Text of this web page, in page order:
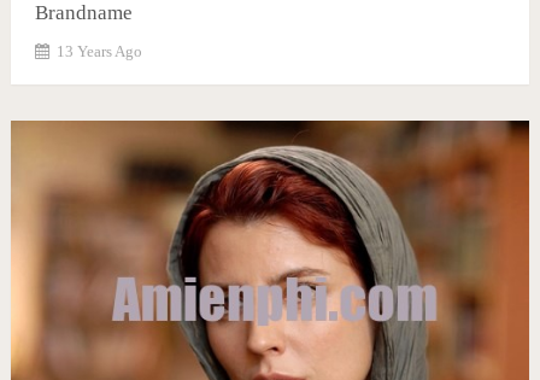
Brandname
13 Years Ago